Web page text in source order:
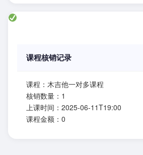
课程核销记录
课程：木吉他一对多课程
核销数量：1
上课时间：2025-06-11T19:00
课程金额：0